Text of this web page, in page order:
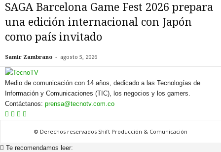
SAGA Barcelona Game Fest 2026 prepara
una edición internacional con Japón
como país invitado
Samir Zambrano - agosto 5, 2026
Medio de comunicación con 14 años, dedicado a las Tecnologías de
Información y Comunicaciones (TIC), los negocios y los gamers.
Contáctanos: prensa@tecnotv.com.co
© Derechos reservados Shift Producción & Comunicación
Te recomendamos leer: